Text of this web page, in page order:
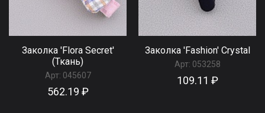
Заколка 'Flora Secret'
(Ткань)
Арт: 045607
562.19 ₽
Заколка 'Fashion' Сrystal
Арт: 053258
109.11 ₽